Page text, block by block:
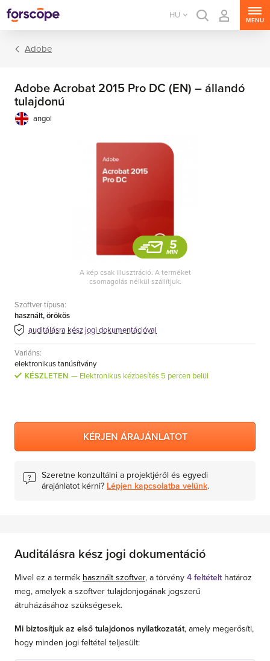
HU
MENU
Adobe
3ds Max
Adobe
Adobe Acrobat 2015 Pro DC (EN) – állandó
tulajdonú
angol
A kép csak illusztráció. A terméket
csomagolás nélkül szállítjuk.
Szoftver típusa:
használt, örökös
auditálásra kész jogi dokumentációval
Variáns:
elektronikus tanúsítvány
KÉSZLETEN
Elektronikus kézbesítés 5 percen belül
KÉRJEN ÁRAJÁNLATOT
Szeretne konzultálni a projektjéről és egyedi
árajánlatot kérni? Lépjen kapcsolatba velünk.
Auditálásra kész jogi dokumentáció
Mivel ez a termék használt szoftver, a törvény 4 feltételthatároz
meg, amelyek a szoftver tulajdonjogának jogszerű
átruházásához szükségesek.
Mi biztosítjuk az első tulajdonos nyilatkozatát, amely megerősíti,
hogy minden jogi feltétel teljesült: